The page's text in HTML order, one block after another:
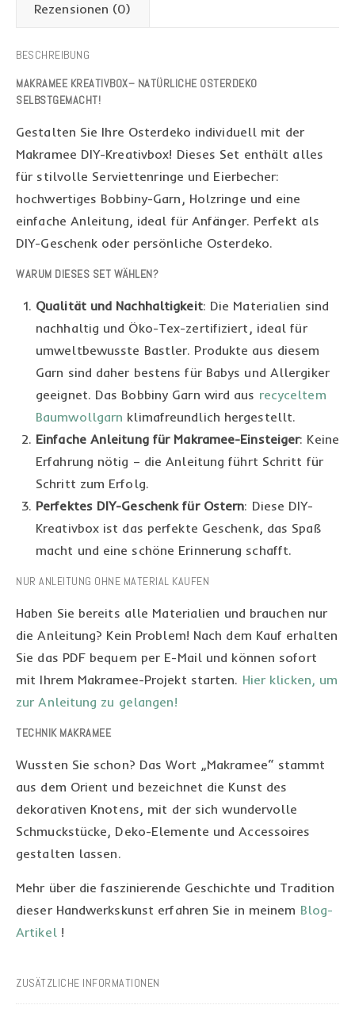
Rezensionen (0)
BESCHREIBUNG
MAKRAMEE KREATIVBOX– NATÜRLICHE OSTERDEKO
SELBSTGEMACHT!
Gestalten Sie Ihre Osterdeko individuell mit der
Makramee DIY-Kreativbox! Dieses Set enthält alles
für stilvolle Serviettenringe und Eierbecher:
hochwertiges Bobbiny-Garn, Holzringe und eine
einfache Anleitung, ideal für Anfänger. Perfekt als
DIY-Geschenk oder persönliche Osterdeko.
WARUM DIESES SET WÄHLEN?
Qualität und Nachhaltigkeit: Die Materialien sind
nachhaltig und Öko-Tex-zertifiziert, ideal für
umweltbewusste Bastler. Produkte aus diesem
Garn sind daher bestens für Babys und Allergiker
geeignet. Das Bobbiny Garn wird aus recyceltem
Baumwollgarn klimafreundlich hergestellt.
Einfache Anleitung für Makramee-Einsteiger: Keine
Erfahrung nötig – die Anleitung führt Schritt für
Schritt zum Erfolg.
Perfektes DIY-Geschenk für Ostern: Diese DIY-
Kreativbox ist das perfekte Geschenk, das Spaß
macht und eine schöne Erinnerung schafft.
NUR ANLEITUNG OHNE MATERIAL KAUFEN
Haben Sie bereits alle Materialien und brauchen nur
die Anleitung? Kein Problem! Nach dem Kauf erhalten
Sie das PDF bequem per E-Mail und können sofort
mit Ihrem Makramee-Projekt starten. Hier klicken, um
zur Anleitung zu gelangen!
TECHNIK MAKRAMEE
Wussten Sie schon? Das Wort „Makramee“ stammt
aus dem Orient und bezeichnet die Kunst des
dekorativen Knotens, mit der sich wundervolle
Schmuckstücke, Deko-Elemente und Accessoires
gestalten lassen.
Mehr über die faszinierende Geschichte und Tradition
dieser Handwerkskunst erfahren Sie in meinem Blog-
Artikel!
ZUSÄTZLICHE INFORMATIONEN